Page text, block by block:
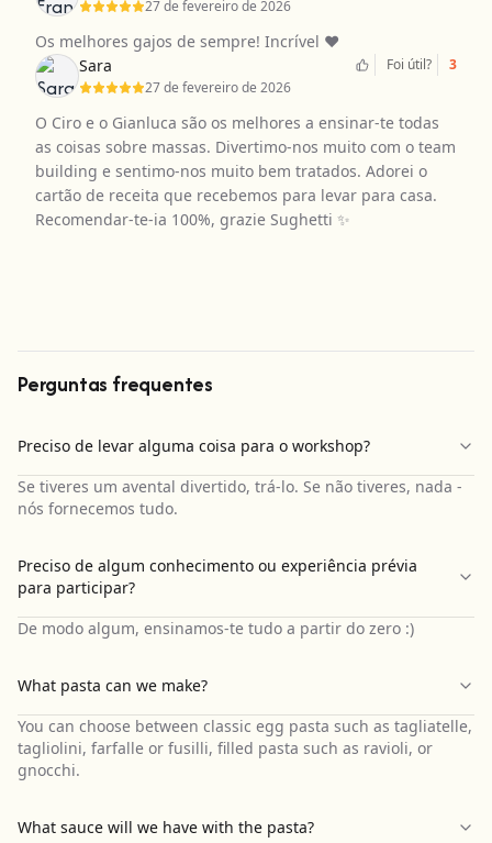
27 de fevereiro de 2026
Os melhores gajos de sempre! Incrível ❤️
Sara
27 de fevereiro de 2026
Foi útil? 3
O Ciro e o Gianluca são os melhores a ensinar-te todas
as coisas sobre massas. Divertimo-nos muito com o team
building e sentimo-nos muito bem tratados. Adorei o
cartão de receita que recebemos para levar para casa.
Recomendar-te-ia 100%, grazie Sughetti ✨
Perguntas frequentes
Preciso de levar alguma coisa para o workshop?
Se tiveres um avental divertido, trá-lo. Se não tiveres, nada -
nós fornecemos tudo.
Preciso de algum conhecimento ou experiência prévia
para participar?
De modo algum, ensinamos-te tudo a partir do zero :)
What pasta can we make?
You can choose between classic egg pasta such as tagliatelle,
tagliolini, farfalle or fusilli, filled pasta such as ravioli, or
gnocchi.
What sauce will we have with the pasta?